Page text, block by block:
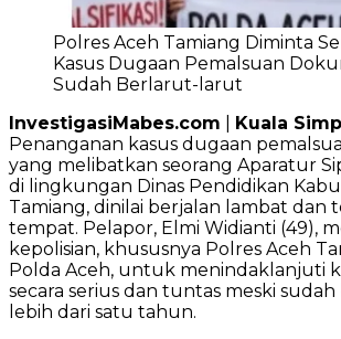
Polres Aceh Tamiang Diminta
Kasus Dugaan Pemalsuan
Sudah Berlarut-larut
InvestigasiMabes.com
Kuala
Penanganan kasus dugaan
yang melibatkan seorang Aparatur
di lingkungan Dinas Pendidikan
Tamiang, dinilai berjalan lambat dan
tempat. Pelapor, Elmi Widianti (49),
kepolisian, khususnya Polres Aceh
Polda Aceh, untuk menindaklanjuti
secara serius dan tuntas meski
lebih dari satu tahun.